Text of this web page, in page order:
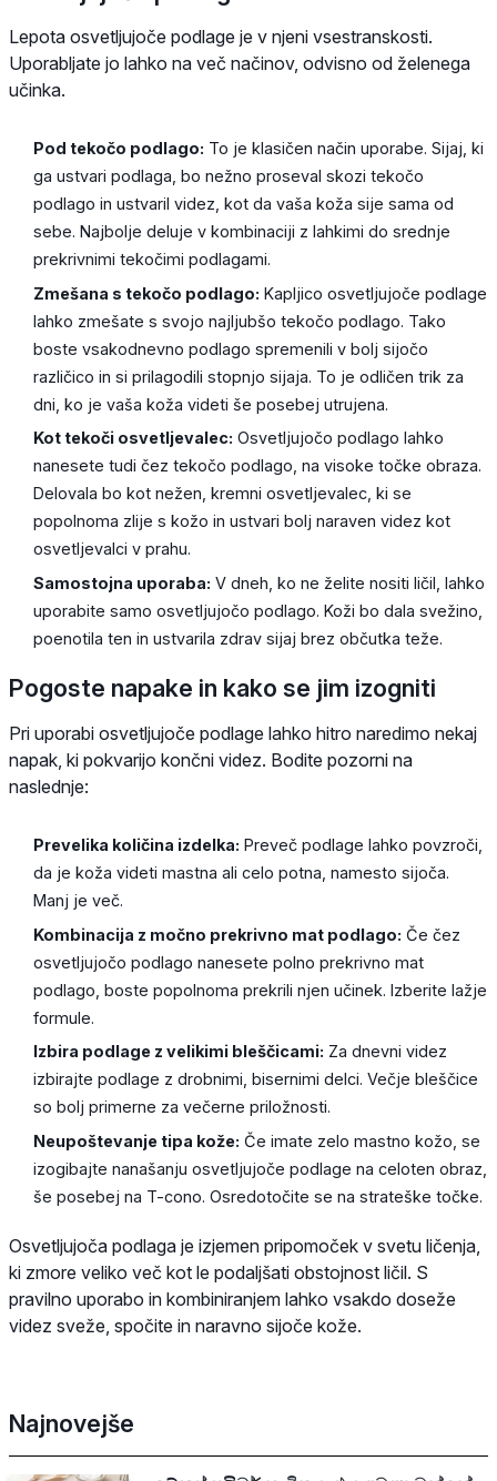
Lepota osvetljujoče podlage je v njeni vsestranskosti.
Uporabljate jo lahko na več načinov, odvisno od želenega
učinka.
Pod tekočo podlago: To je klasičen način uporabe. Sijaj, ki
ga ustvari podlaga, bo nežno proseval skozi tekočo
podlago in ustvaril videz, kot da vaša koža sije sama od
sebe. Najbolje deluje v kombinaciji z lahkimi do srednje
prekrivnimi tekočimi podlagami.
Zmešana s tekočo podlago: Kapljico osvetljujoče podlage
lahko zmešate s svojo najljubšo tekočo podlago. Tako
boste vsakodnevno podlago spremenili v bolj sijočo
različico in si prilagodili stopnjo sijaja. To je odličen trik za
dni, ko je vaša koža videti še posebej utrujena.
Kot tekoči osvetljevalec: Osvetljujočo podlago lahko
nanesete tudi čez tekočo podlago, na visoke točke obraza.
Delovala bo kot nežen, kremni osvetljevalec, ki se
popolnoma zlije s kožo in ustvari bolj naraven videz kot
osvetljevalci v prahu.
Samostojna uporaba: V dneh, ko ne želite nositi ličil, lahko
uporabite samo osvetljujočo podlago. Koži bo dala svežino,
poenotila ten in ustvarila zdrav sijaj brez občutka teže.
Pogoste napake in kako se jim izogniti
Pri uporabi osvetljujoče podlage lahko hitro naredimo nekaj
napak, ki pokvarijo končni videz. Bodite pozorni na
naslednje:
Prevelika količina izdelka: Preveč podlage lahko povzroči,
da je koža videti mastna ali celo potna, namesto sijoča.
Manj je več.
Kombinacija z močno prekrivno mat podlago: Če čez
osvetljujočo podlago nanesete polno prekrivno mat
podlago, boste popolnoma prekrili njen učinek. Izberite lažje
formule.
Izbira podlage z velikimi bleščicami: Za dnevni videz
izbirajte podlage z drobnimi, bisernimi delci. Večje bleščice
so bolj primerne za večerne priložnosti.
Neupoštevanje tipa kože: Če imate zelo mastno kožo, se
izogibajte nanašanju osvetljujoče podlage na celoten obraz,
še posebej na T-cono. Osredotočite se na strateške točke.
Osvetljujoča podlaga je izjemen pripomoček v svetu ličenja,
ki zmore veliko več kot le podaljšati obstojnost ličil. S
pravilno uporabo in kombiniranjem lahko vsakdo doseže
videz sveže, spočite in naravno sijoče kože.
Najnovejše